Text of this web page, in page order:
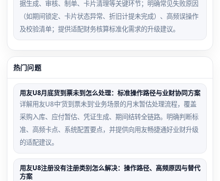
据生成、审核、制单、卡片清理等关键环节；明确常见失败原因
（如期间锁定、卡片状态异常、折旧计提未完成）、高频误操作
及校验清单；提供适配财务核算标准化需求的升级建议。
热门问题
用友U8月底货到票未到怎么处理：标准操作路径与业财协同方案
详解用友U8中‘货到票未到’业务场景的月末暂估处理流程，覆盖
采购入库、应付暂估、凭证生成、期间结转全链路。明确判断标
准、高频卡点、系统配置要点，并提供向用友畅捷通好业财升级
的适配建议。
用友U8注册没有注册类别怎么解决：操作路径、高频原因与替代
方案